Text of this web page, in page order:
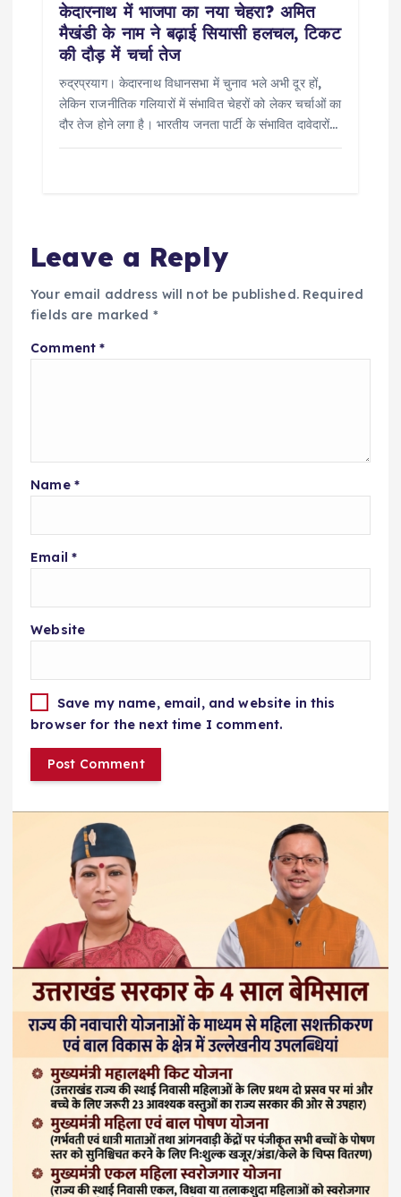
केदारनाथ में भाजपा का नया चेहरा? अमित
मैखंडी के नाम ने बढ़ाई सियासी हलचल, टिकट
की दौड़ में चर्चा तेज
रुद्रप्रयाग। केदारनाथ विधानसभा में चुनाव भले अभी दूर हों,
लेकिन राजनीतिक गलियारों में संभावित चेहरों को लेकर चर्चाओं का
दौर तेज होने लगा है। भारतीय जनता पार्टी के संभावित दावेदारों…
Leave a Reply
Your email address will not be published. Required
fields are marked *
Comment*
Name *
Email *
Website
Save my name, email, and website in this
browser for the next time I comment.